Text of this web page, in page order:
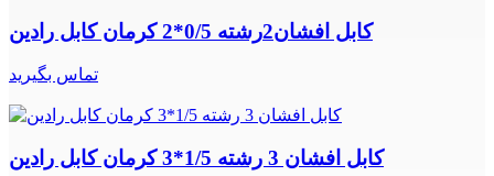
کابل افشان2رشته 0/5*2 کرمان کابل رادین
تماس بگیرید
کابل افشان 3 رشته 1/5*3 کرمان کابل رادین